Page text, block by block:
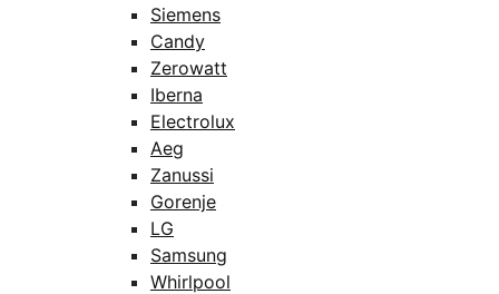
Siemens
Candy
Zerowatt
Iberna
Electrolux
Aeg
Zanussi
Gorenje
LG
Samsung
Whirlpool